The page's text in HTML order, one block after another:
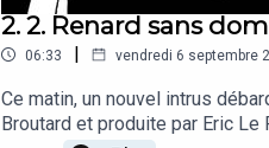
2. 2. Renard sans
06:33 | vendredi 6 septembre
Ce matin, un nouvel intrus
Broutard et produite par Eric Le